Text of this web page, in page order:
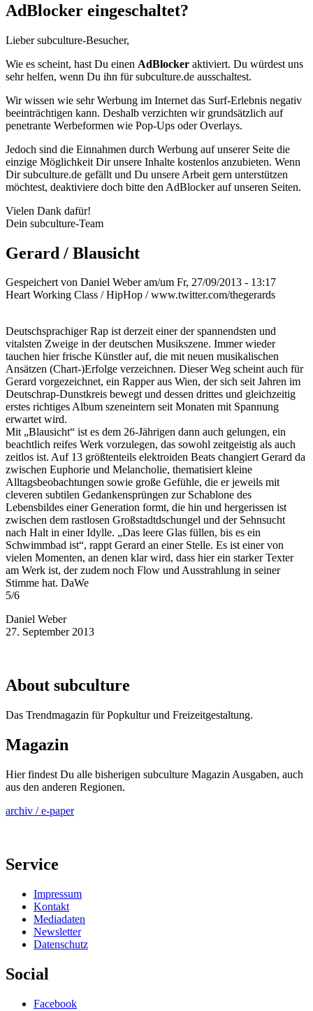
AdBlocker eingeschaltet?
Lieber subculture-Besucher,
Wie es scheint, hast Du einen AdBlocker aktiviert. Du würdest uns
sehr helfen, wenn Du ihn für subculture.de ausschaltest.
Wir wissen wie sehr Werbung im Internet das Surf-Erlebnis negativ
beeinträchtigen kann. Deshalb verzichten wir grundsätzlich auf
penetrante Werbeformen wie Pop-Ups oder Overlays.
Jedoch sind die Einnahmen durch Werbung auf unserer Seite die
einzige Möglichkeit Dir unsere Inhalte kostenlos anzubieten. Wenn
Dir subculture.de gefällt und Du unsere Arbeit gern unterstützen
möchtest, deaktiviere doch bitte den AdBlocker auf unseren Seiten.
Vielen Dank dafür!
Dein subculture-Team
Gerard / Blausicht
Gespeichert von Daniel Weberam/um Fr, 27/09/2013 - 13:17
Heart Working Class / HipHop / www.twitter.com/thegerards
Deutschsprachiger Rap ist derzeit einer der spannendsten und
vitalsten Zweige in der deutschen Musikszene. Immer wieder
tauchen hier frische Künstler auf, die mit neuen musikalischen
Ansätzen (Chart-)Erfolge verzeichnen. Dieser Weg scheint auch für
Gerard vorgezeichnet, ein Rapper aus Wien, der sich seit Jahren im
Deutschrap-Dunstkreis bewegt und dessen drittes und gleichzeitig
erstes richtiges Album szeneintern seit Monaten mit Spannung
erwartet wird.
Mit „Blausicht“ ist es dem 26-Jährigen dann auch gelungen, ein
beachtlich reifes Werk vorzulegen, das sowohl zeitgeistig als auch
zeitlos ist. Auf 13 größtenteils elektroiden Beats changiert Gerard da
zwischen Euphorie und Melancholie, thematisiert kleine
Alltagsbeobachtungen sowie große Gefühle, die er jeweils mit
cleveren subtilen Gedankensprüngen zur Schablone des
Lebensbildes einer Generation formt, die hin und hergerissen ist
zwischen dem rastlosen Großstadtdschungel und der Sehnsucht
nach Halt in einer Idylle. „Das leere Glas füllen, bis es ein
Schwimmbad ist“, rappt Gerard an einer Stelle. Es ist einer von
vielen Momenten, an denen klar wird, dass hier ein starker Texter
am Werk ist, der zudem noch Flow und Ausstrahlung in seiner
Stimme hat. DaWe
5/6
Daniel Weber
27. September 2013
About subculture
Das Trendmagazin für Popkultur und Freizeitgestaltung.
Magazin
Hier findest Du alle bisherigen subculture Magazin Ausgaben, auch
aus den anderen Regionen.
archiv / e-paper
Service
Impressum
Kontakt
Mediadaten
Newsletter
Datenschutz
Social
Facebook